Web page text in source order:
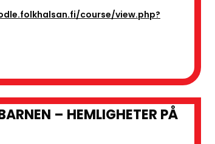
course/view.php?
– HEMLIGHETER PÅ